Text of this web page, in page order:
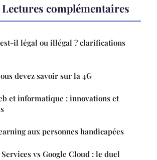
complémentaires
il légal ou illégal ? clarifications
devez savoir sur la 4G
et informatique : innovations et
aux personnes handicapées
Services vs Google Cloud : le duel